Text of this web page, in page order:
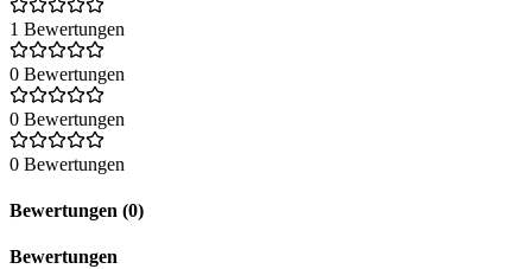
1 Bewertungen
0 Bewertungen
0 Bewertungen
0 Bewertungen
Bewertungen (0)
Bewertungen